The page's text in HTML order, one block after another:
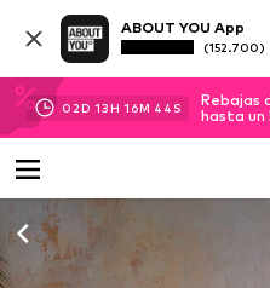
ABOUT YOU App
(152.700)
02D 13H 16M 43 S
Rebajas
hasta un